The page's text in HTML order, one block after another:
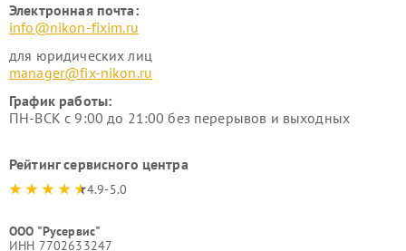
Электронная почта:
info@nikon-fixim.ru
для юридических лиц
manager@fix-nikon.ru
График работы:
ПН-ВСК с 9:00 до 21:00 без перерывов и выходных
Рейтинг сервисного центра
4.9-5.0
ООО "Русервис"
ИНН 7702633247